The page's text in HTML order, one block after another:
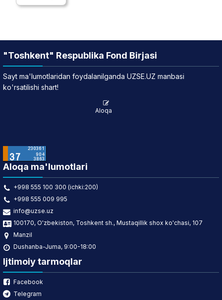
"Toshkent" Respublika Fond Birjasi
Sayt ma'lumotlaridan foydalanilganda UZSE.UZ manbasi
ko'rsatilishi shart!
Aloqa
Aloqa ma'lumotlari
+998 555 100 300 (ichki:200)
+998 555 009 995
info@uzse.uz
100170, O'zbekiston, Toshkent sh., Mustaqillik shox ko'chasi, 107
Manzil
Dushanba-Juma, 9:00-18:00
Ijtimoiy tarmoqlar
Facebook
Telegram